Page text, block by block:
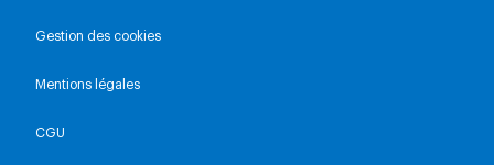
Gestion des cookies
Mentions légales
CGU